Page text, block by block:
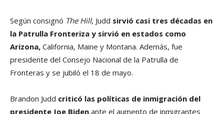
Según consignó The Hill, Judd sirvió casi tres décadas en
la Patrulla Fronteriza y sirvió en estados como
Arizona, California, Maine y Montana. Además, fue
presidente del Consejo Nacional de la Patrulla de
Fronteras y se jubiló el 18 de mayo.
Brandon Judd criticó las políticas de inmigración del
presidente Joe Biden ante el aumento de inmigrantes